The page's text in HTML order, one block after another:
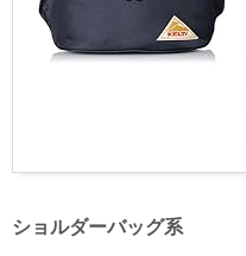
ショルダーバッグ系